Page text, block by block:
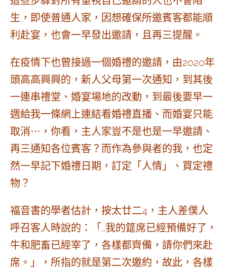
生，即使普通人家，因想確保所邀賓客都能順
利赴宴，也會一早發出邀請，且再三提醒。
在疫情下也曾接過一個婚禮的邀請，由2020年
頭高高興興的，新人父母第一次通知，到其後
一連串禮堂、婚宴場地的改動，到最後要早一
週給我一條網上連結看婚禮直播、而婚宴只能
取消⋯，你看，主人家豈不是也是一早邀請、
再三通知各位賓客？而作為參與者的我，也定
然一早記下婚禮日期，訂定「人情」、買定禮
物？
福音書的學者估計，按太廿二4，主人差僕人
呼召客人時說的：「…我的筵席已經預備好了，
牛和肥畜已經宰了，各樣都齊備，請你們來赴
席。」，所指的就是第二次邀約 ，故此，各樣